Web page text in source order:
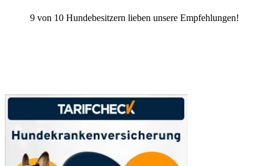
9 von 10 Hundebesitzern lieben unsere Empfehlungen!